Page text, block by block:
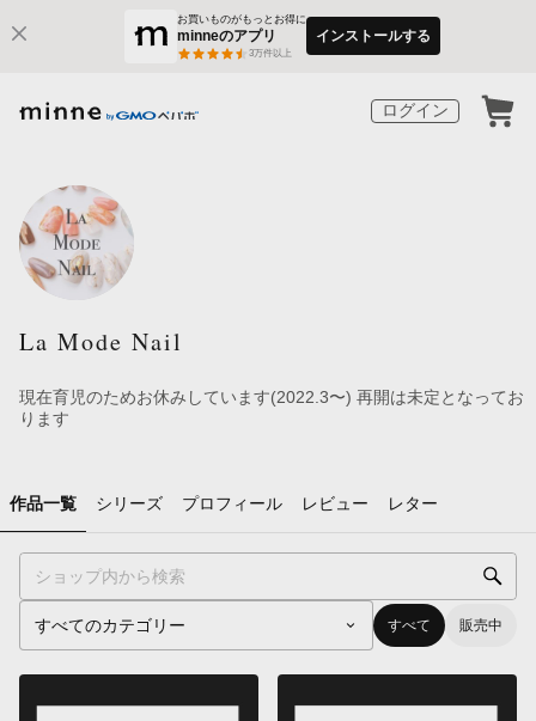
お買いものがもっとお得に
minneのアプリ
3万件以上
インストールする
ログイン
La Mode Nail
現在育児のためお休みしています(2022.3〜) 再開は未定となってお
ります
作品一覧 シリーズ プロフィール レビュー レター
すべて 販売中